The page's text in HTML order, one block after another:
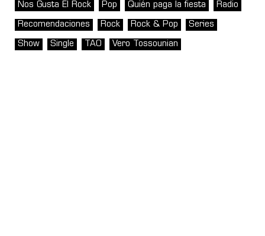
Nos Gusta El Rock Pop Quién paga la fiesta Radio
Recomendaciones Rock Rock & Pop Series
Show Single TAO Vero Tossounian